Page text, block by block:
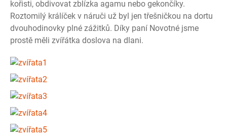
kořisti, obdivovat zblízka agamu nebo gekončíky.
Roztomilý králíček v náruči už byl jen třešničkou na dortu
dvouhodinovky plné zážitků. Díky paní Novotné jsme
prostě měli zvířátka doslova na dlani.